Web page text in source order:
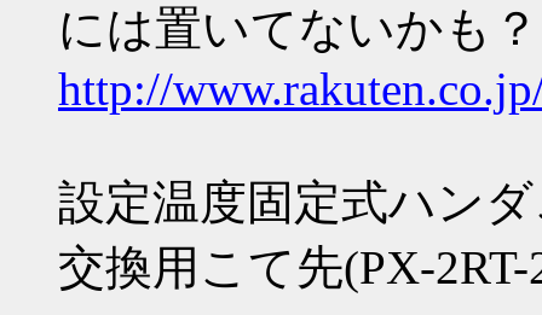
には置いてないかも？
http://
設定温度固定式ハン
交換用こて先(PX-2RT-